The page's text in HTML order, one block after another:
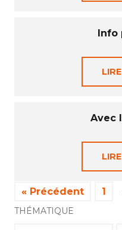
Info
Avec
« Précédent 1
THÉMATIQUE